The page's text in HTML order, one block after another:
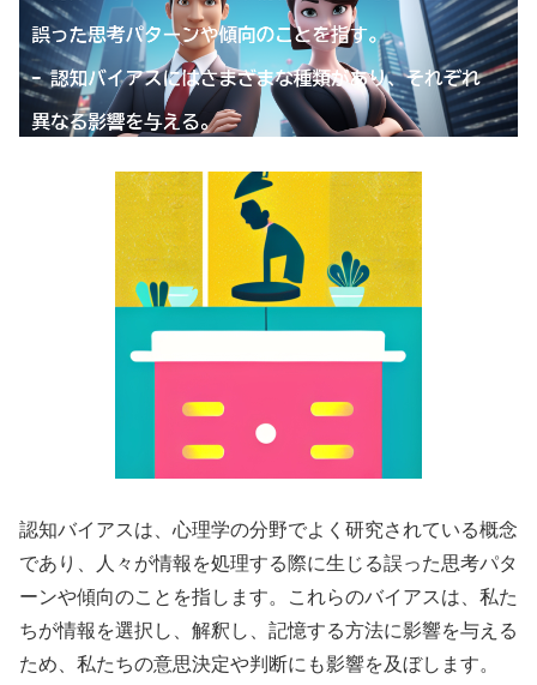
認知バイアスは、心理学の分野でよく研究されている概念
であり、人々が情報を処理する際に生じる誤った思考パタ
ーンや傾向のことを指します。これらのバイアスは、私た
ちが情報を選択し、解釈し、記憶する方法に影響を与える
ため、私たちの意思決定や判断にも影響を及ぼします。